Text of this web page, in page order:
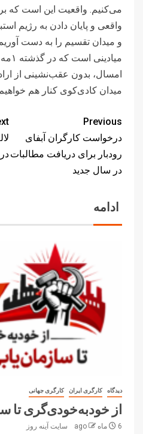
می‌کنیم. واقعیت این است که
و میدان تقسیم را به دست
امسال، بدون عقب‌نشینی از
میدان کادی‌کوی کنار هم
Previous
درخواست کارگران آبفای
رودبار برای دریافت مطالبات
در سال جدید
ادامه
دیدگاه کارگری ایران کارگری جهانی
از خودبه‌خودی‌گری تا
6 ماه ago سایت آینه‌ روز